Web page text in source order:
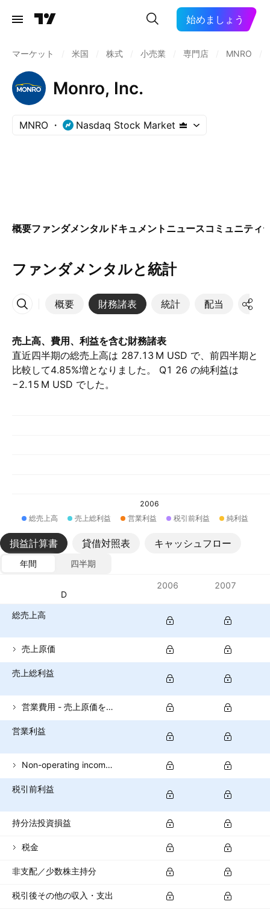
始めましょう
マーケット 米国 株式 小売業 専門店 MNRO
Monro, Inc.
MNRO Nasdaq Stock Market
概要ファンダメンタルドキュメント ニュースコミュニティ
ファンダメンタルと統計
概要 財務諸表 統計 配当 決算
その他
売上高、費用、利益を含む財務諸表
直近四半期の総売上高は ‪287.13 M‬ USD で、前四半期と
比較して4.85%増となりました。 Q1 26 の純利益は
‪−2.15 M‬ USD でした。
2006
総売上高
売上総利益 営業利益 税引前利益 純利益
損益計算書 貸借対照表 キャッシュフロー
年間
四半期
通貨: USD
2006 2007
総売上高
売上原価
売上総利益
営業費用 - 売上原価を除く
営業利益
Non-operating income (total)
税引前利益
持分法投資損益
税金
非支配／少数株主持分
税引後その他の収入・支出